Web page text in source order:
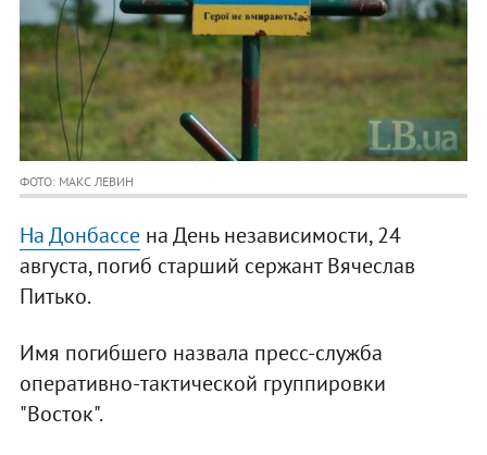
ФОТО: МАКС ЛЕВИН
На Донбассена День независимости, 24
августа, погиб старший сержант Вячеслав
Питько.
Имя погибшего назвала пресс-служба
оперативно-тактической группировки
"Восток".